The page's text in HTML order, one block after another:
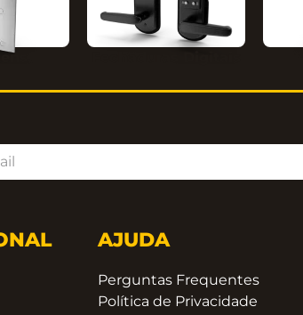
AJUDA
Perguntas Frequentes
Política de Privacidade